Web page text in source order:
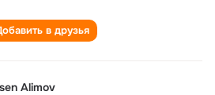
в друзья
Alimov